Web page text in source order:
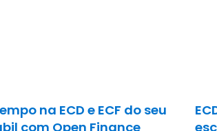
na ECD e ECF do seu
com Open Finance